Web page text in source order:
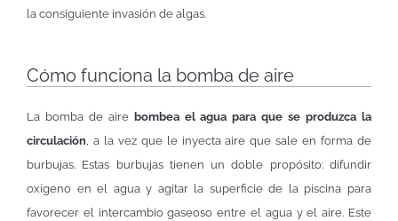
la consiguiente invasión de algas.
Cómo funciona la bomba de aire
La bomba de aire bombea el agua para que se produzca la
circulación, a la vez que le inyecta aire que sale en forma de
burbujas. Estas burbujas tienen un doble propósito: difundir
oxígeno en el agua y agitar la superficie de la piscina para
favorecer el intercambio gaseoso entre el agua y el aire. Este